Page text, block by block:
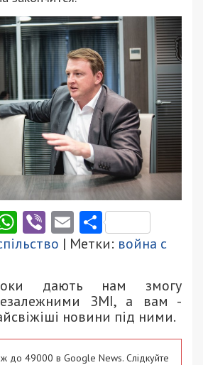
WhatsApp
ViberEmail
| Метки: война с
дають нам змогу
ЗМІ, а вам -
новини під ними.
до 49000 в Google News. Слідкуйте